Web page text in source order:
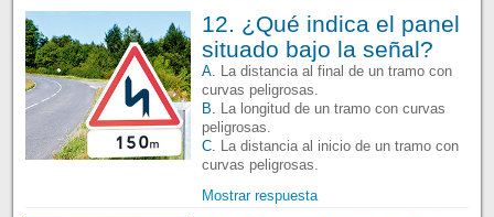
12. ¿Qué indica el panel
situado bajo la señal?
A.
La distancia al final de un tramo con
curvas peligrosas.
B.
La longitud de un tramo con curvas
peligrosas.
C.
La distancia al inicio de un tramo con
curvas peligrosas.
Mostrar respuesta